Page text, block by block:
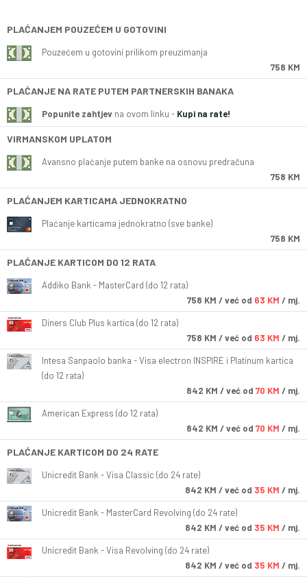
PLAĆANJEM POUZEĆEM U GOTOVINI
Pouzećem u gotovini prilikom preuzimanja
758 KM
PLAĆANJE NA RATE PUTEM PARTNERSKIH BANAKA
Popunite zahtjev na ovom linku - Kupi na rate!
VIRMANSKOM UPLATOM
Avansno plaćanje putem banke na osnovu predračuna
758 KM
PLAĆANJEM KARTICAMA JEDNOKRATNO
Plaćanje karticama jednokratno (sve banke)
758 KM
PLAĆANJE KARTICOM DO 12 RATA
Addiko Bank - MasterCard (do 12 rata)
758 KM / već od 63 KM / mj.
Diners Club Plus kartica (do 12 rata)
758 KM / već od 63 KM / mj.
Intesa Sanpaolo banka - Visa electron INSPIRE i Platinum kartica
(do 12 rata)
842 KM / već od 70 KM / mj.
American Express (do 12 rata)
842 KM / već od 70 KM / mj.
PLAĆANJE KARTICOM DO 24 RATE
Unicredit Bank - Visa Classic (do 24 rate)
842 KM / već od 35 KM / mj.
Unicredit Bank - MasterCard Revolving (do 24 rate)
842 KM / već od 35 KM / mj.
Unicredit Bank - Visa Revolving (do 24 rate)
842 KM / već od 35 KM / mj.